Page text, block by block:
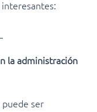
la administración
ser